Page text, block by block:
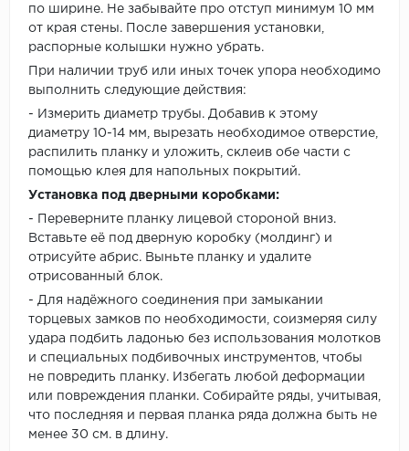
по ширине. Не забывайте про отступ минимум 10 мм
от края стены. После завершения установки,
распорные колышки нужно убрать.
При наличии труб или иных точек упора необходимо
выполнить следующие действия:
- Измерить диаметр трубы. Добавив к этому
диаметру 10-14 мм, вырезать необходимое отверстие,
распилить планку и уложить, склеив обе части с
помощью клея для напольных покрытий.
Установка под дверными коробками:
- Переверните планку лицевой стороной вниз.
Вставьте её под дверную коробку (молдинг) и
отрисуйте абрис. Выньте планку и удалите
отрисованный блок.
- Для надёжного соединения при замыкании
торцевых замков по необходимости, соизмеряя силу
удара подбить ладонью без использования молотков
и специальных подбивочных инструментов, чтобы
не повредить планку. Избегать любой деформации
или повреждения планки. Собирайте ряды, учитывая,
что последняя и первая планка ряда должна быть не
менее 30 см. в длину.